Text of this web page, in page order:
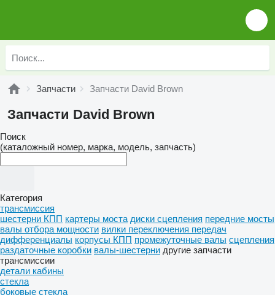
Запчасти Запчасти David Brown
Запчасти David Brown
Поиск
(каталожный номер, марка, модель, запчасть)
Категория
трансмиссия
шестерни КПП картеры моста диски сцепления передние мосты
валы отбора мощности вилки переключения передач
дифференциалы корпусы КПП промежуточные валы сцепления
раздаточные коробки валы-шестерни другие запчасти
трансмиссии
детали кабины
стекла
боковые стекла